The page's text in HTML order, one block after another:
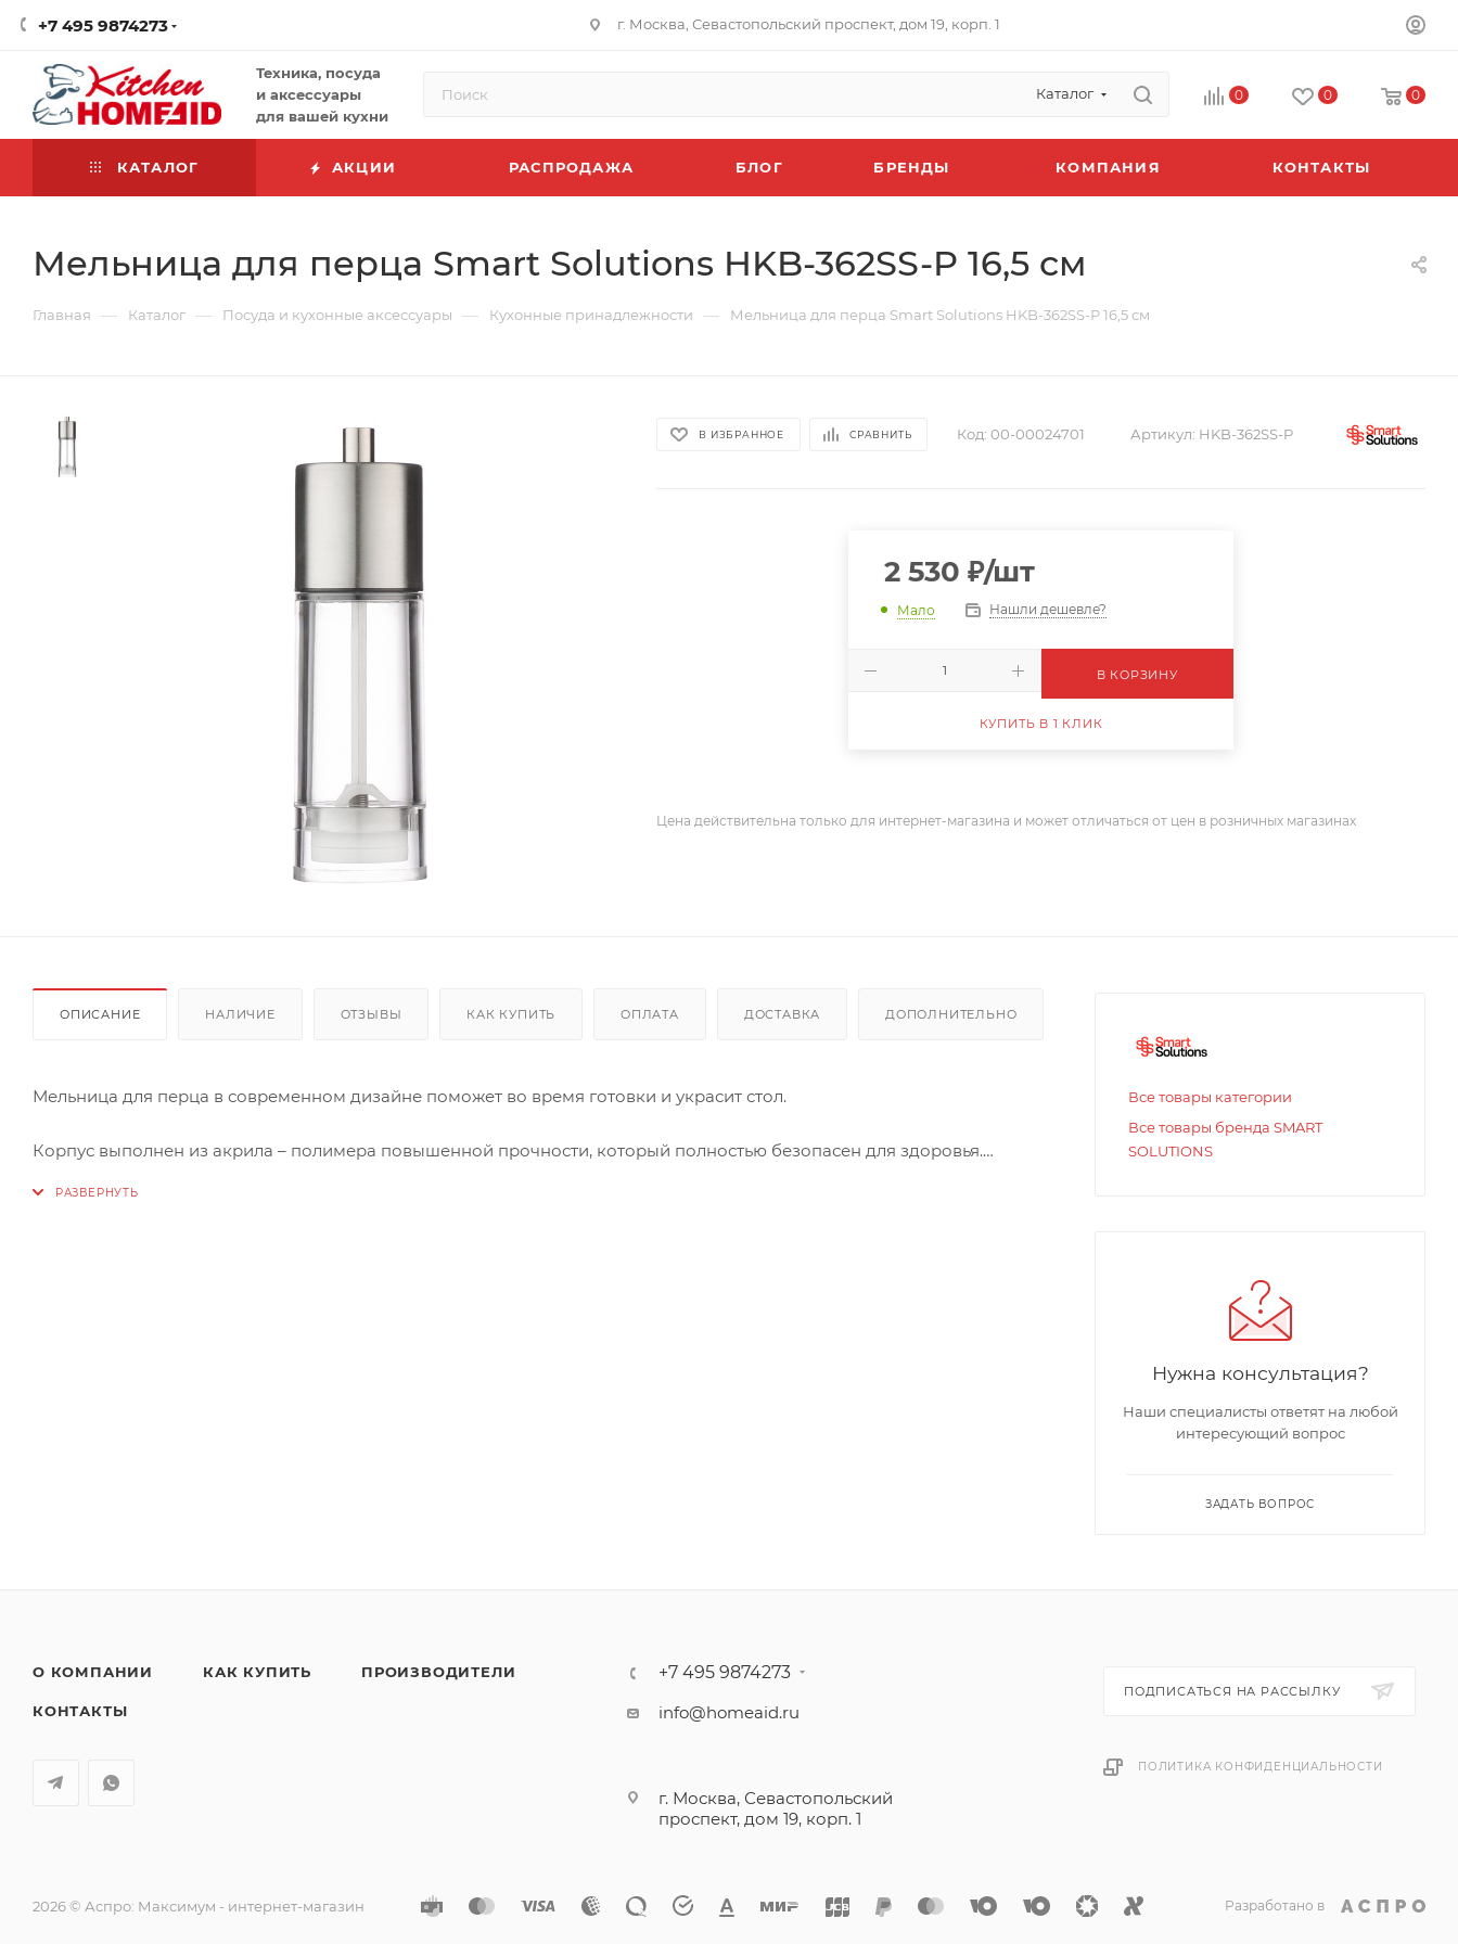
+7 495 9874273 г. Москва, Севастопольский проспект, дом 19, корп. 1
Техника, посуда
и аксессуары
для вашей кухни
Каталог 0 0 0
КАТАЛОГ АКЦИИ РАСПРОДАЖА БЛОГ БРЕНДЫ КОМПАНИЯ КОНТАКТЫ
Мельница для перца Smart Solutions HKB-362SS-P 16,5 см
Главная — Каталог — Посуда и кухонные аксессуары — Кухонные принадлежности — Мельница для перца Smart Solutions HKB-362SS-P 16,5 см
В ИЗБРАННОЕ СРАВНИТЬ Код: 00-00024701 Артикул: HKB-362SS-P
2 530 ₽/шт
Мало Нашли дешевле?
В КОРЗИНУ
КУПИТЬ В 1 КЛИК
Цена действительна только для интернет-магазина и может отличаться от цен в розничных магазинах
ОПИСАНИЕ НАЛИЧИЕ ОТЗЫВЫ КАК КУПИТЬ ОПЛАТА ДОСТАВКА ДОПОЛНИТЕЛЬНО
Мельница для перца в современном дизайне поможет во время готовки и украсит стол.
Корпус выполнен из акрила – полимера повышенной прочности, который полностью безопасен для здоровья.
Все товары категории
Все товары бренда SMART
SOLUTIONS
Нужна консультация?
Наши специалисты ответят на любой
интересующий вопрос
ЗАДАТЬ ВОПРОС
О КОМПАНИИ КАК КУПИТЬ ПРОИЗВОДИТЕЛИ
КОНТАКТЫ
+7 495 9874273
info@homeaid.ru
г. Москва, Севастопольский
проспект, дом 19, корп. 1
ПОДПИСАТЬСЯ НА РАССЫЛКУ
ПОЛИТИКА КОНФИДЕНЦИАЛЬНОСТИ
2026 © Аспро: Максимум - интернет-магазин Разработано в